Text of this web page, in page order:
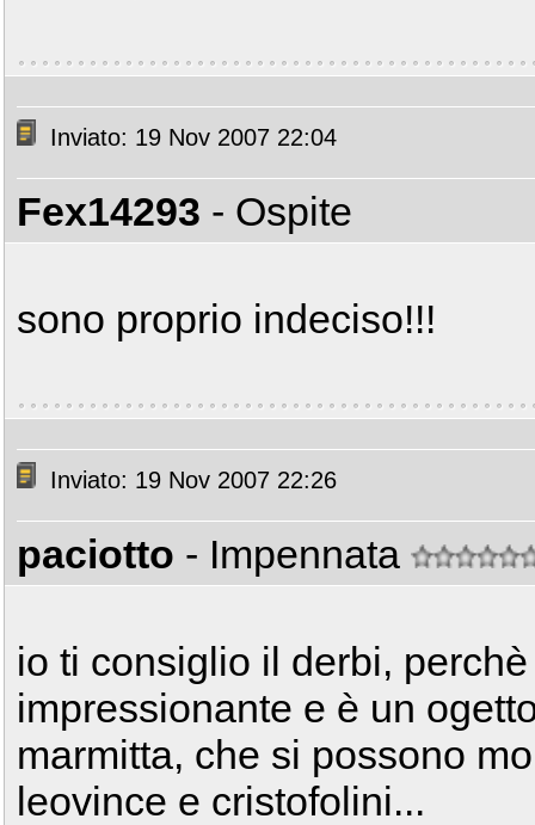
Inviato: 19 Nov 2007 22:04
Fex14293 - Ospite
sono proprio indeciso!!!
Inviato: 19 Nov 2007 22:26
paciotto - Impennata
io ti consiglio il derbi,
impressionante e è un
marmitta, che si possono
leovince e cristofolini...